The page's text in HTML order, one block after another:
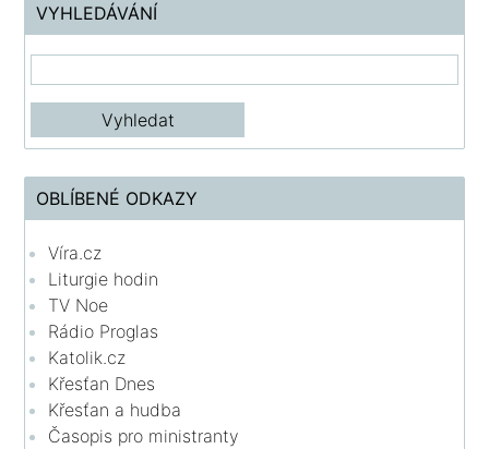
VYHLEDÁVÁNÍ
OBLÍBENÉ ODKAZY
Víra.cz
Liturgie hodin
TV Noe
Rádio Proglas
Katolik.cz
Křesťan Dnes
Křesťan a hudba
Časopis pro ministranty